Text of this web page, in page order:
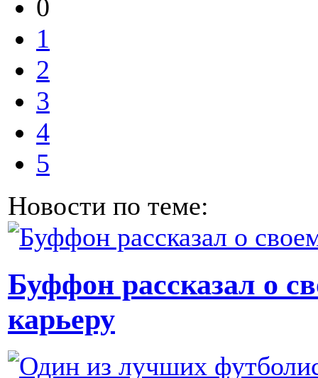
0
1
2
3
4
5
Новости по теме:
Буффон рассказал о
карьеру